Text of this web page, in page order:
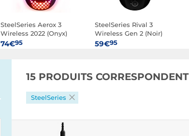
SteelSeries Aerox 3
Wireless 2022 (Onyx)
74€95
SteelSeries Rival 3
Wireless Gen 2 (Noir)
59€95
15 PRODUITS CORRESPONDENT
SteelSeries